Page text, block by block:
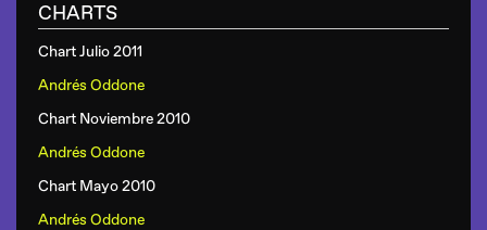
CHARTS
Chart Julio 2011
Andrés Oddone
Chart Noviembre 2010
Andrés Oddone
Chart Mayo 2010
Andrés Oddone